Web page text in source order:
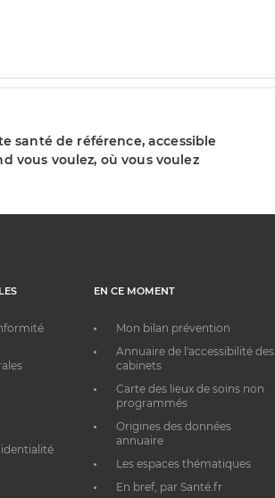
santé de référence, accessible
vous voulez, où vous voulez
EN CE MOMENT
Mon bilan prévention
Annuaire de l'accessibilité des
cabinets
Carte des lieux de soins non
programmés
Origines des données
annuaire
Les espaces thématiques
En bref, par Santé.fr